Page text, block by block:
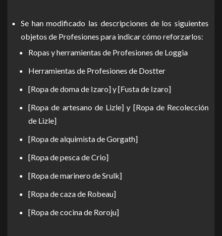
Se han modificado las descripciones de los siguientes
objetos de Profesiones para indicar cómo reforzarlos:
Ropas y herramientas de Profesiones de Loggia
Herramientas de Profesiones de Dostter
[Ropa de doma de Izaro] y [Fusta de Izaro]
[Ropa de artesano de Lizle] y [Ropa de Recolección
de Lizle]
[Ropa de alquimista de Gorgath]
[Ropa de pesca de Crio]
[Ropa de marinero de Srulk]
[Ropa de caza de Robeau]
[Ropa de cocina de Roroju]